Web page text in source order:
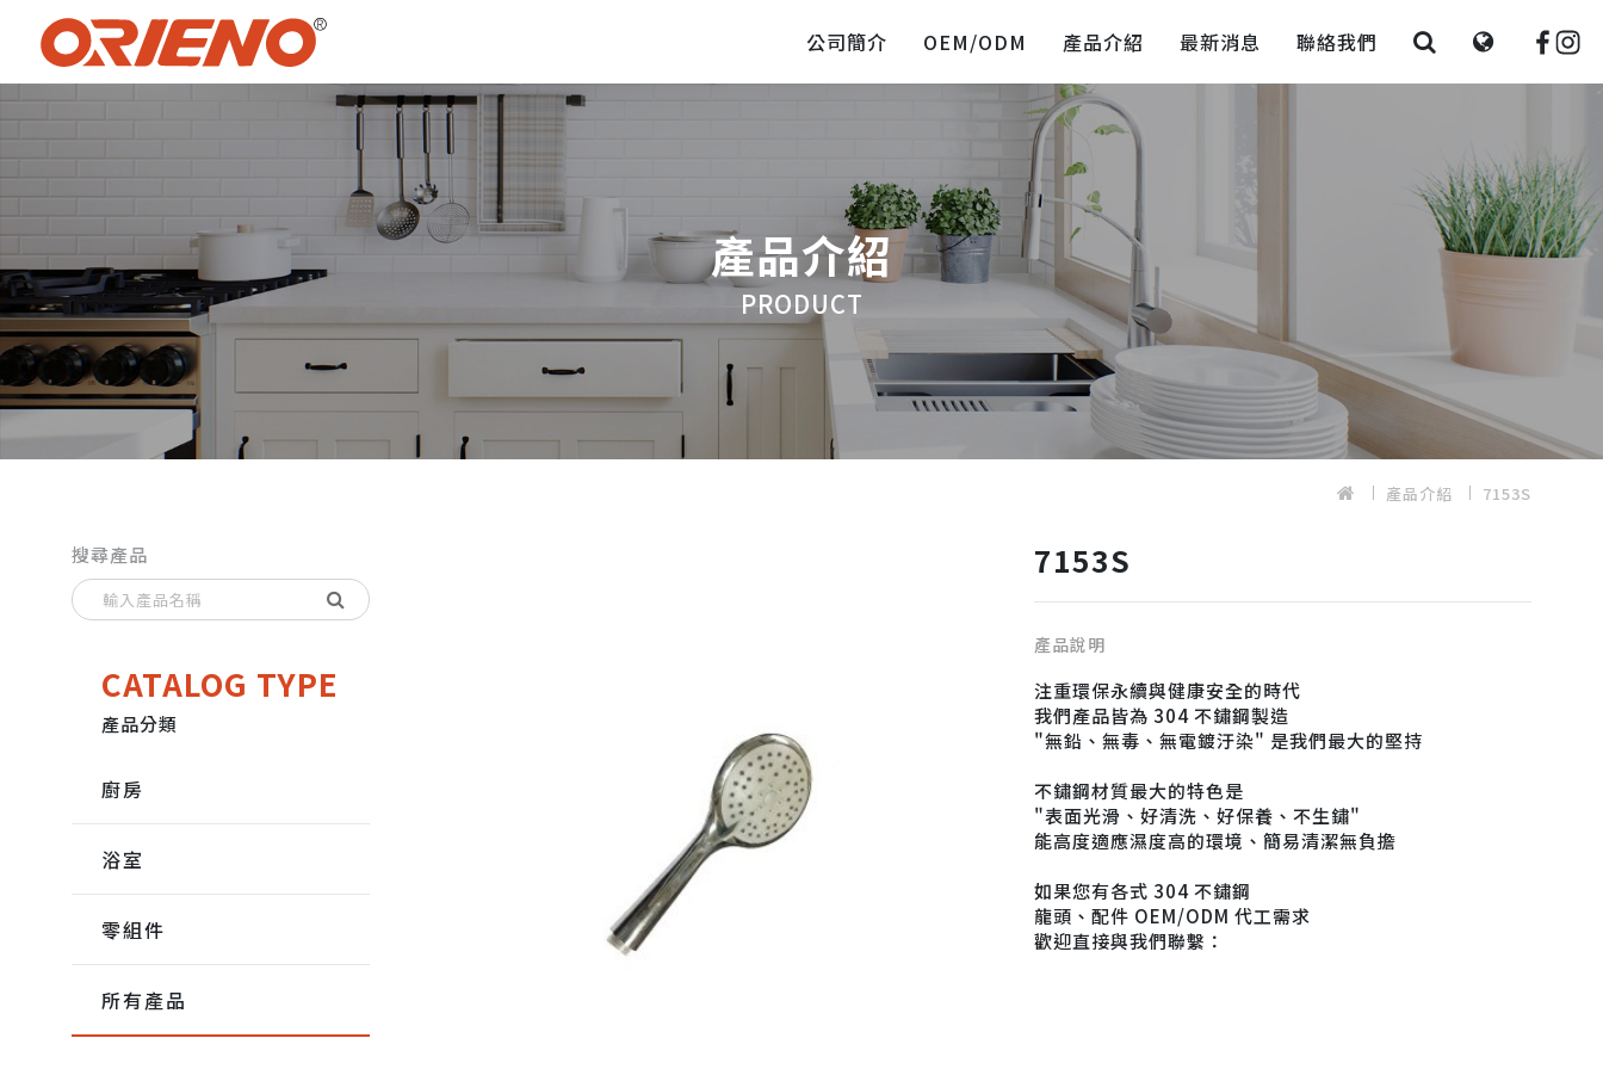
公司簡介 OEM/ODM 產品介紹 最新消息 聯絡我們
產品介紹
PRODUCT
產品介紹 7153S
搜尋產品
CATALOG TYPE
產品分類
廚房
浴室
零組件
所有產品
7153S
產品說明
注重環保永續與健康安全的時代
我們產品皆為 304 不鏽鋼製造
"無鉛、無毒、無電鍍汙染" 是我們最大的堅持
不鏽鋼材質最大的特色是
"表面光滑、好清洗、好保養、不生鏽"
能高度適應濕度高的環境、簡易清潔無負擔
如果您有各式 304 不鏽鋼
龍頭、配件 OEM/ODM 代工需求
歡迎直接與我們聯繫：